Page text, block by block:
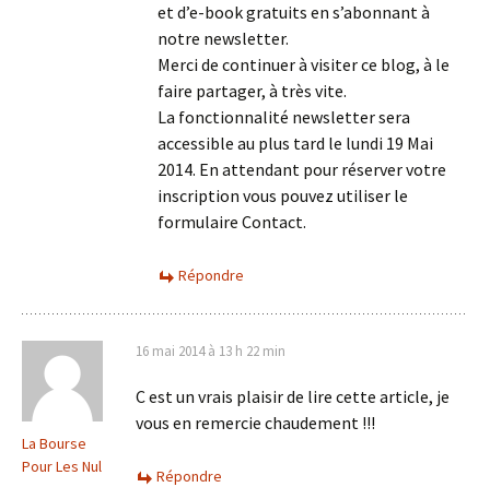
et d’e-book gratuits en s’abonnant à
notre newsletter.
Merci de continuer à visiter ce blog, à le
faire partager, à très vite.
La fonctionnalité newsletter sera
accessible au plus tard le lundi 19 Mai
2014. En attendant pour réserver votre
inscription vous pouvez utiliser le
formulaire Contact.
Répondre
La Bourse
Pour Les Nul
16 mai 2014 à 13 h 22 min
C est un vrais plaisir de lire cette article, je
vous en remercie chaudement !!!
Répondre